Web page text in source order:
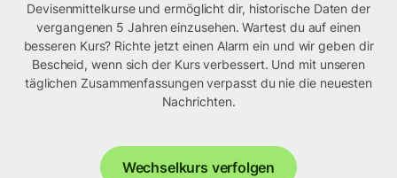
Devisenmittelkurse und ermöglicht dir, historische Daten der
vergangenen 5 Jahren einzusehen. Wartest du auf einen
besseren Kurs? Richte jetzt einen Alarm ein und wir geben dir
Bescheid, wenn sich der Kurs verbessert. Und mit unseren
täglichen Zusammenfassungen verpasst du nie die neuesten
Nachrichten.
Wechselkurs verfolgen